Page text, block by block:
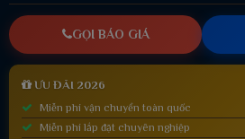
GỌI BÁO GIÁ
ƯU ĐÃI 2026
Miễn phí vận chuyển toàn quốc
Miễn phí lắp đặt chuyên nghiệp